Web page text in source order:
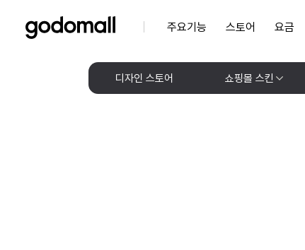
주요기능 스토어 요금
디자인 스토어 쇼핑몰 스킨